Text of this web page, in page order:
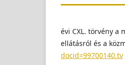
évi CXL. törvény a
ellátásról és a
docid=99700140.tv